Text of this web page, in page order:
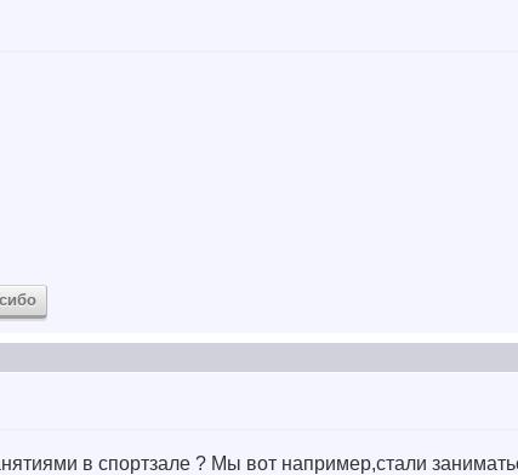
в спортзале ? Мы вот например,стали